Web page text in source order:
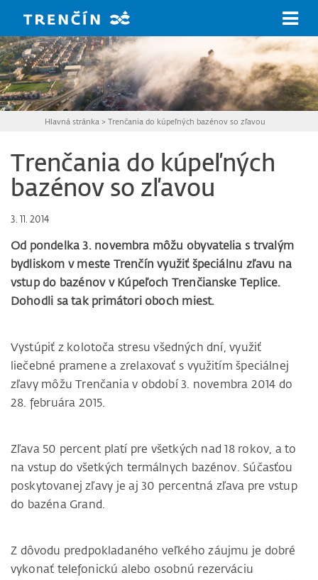
Hlavná stránka > Trenčania do kúpeľných bazénov so zľavou
Trenčania do kúpeľných
bazénov so zľavou
3. 11. 2014
Od pondelka 3. novembra môžu obyvatelia s trvalým
bydliskom v meste Trenčín využiť špeciálnu zľavu na
vstup do bazénov v Kúpeľoch Trenčianske Teplice.
Dohodli sa tak primátori oboch miest.
Vystúpiť z kolotoča stresu všedných dní, využiť
liečebné pramene a zrelaxovať s využitím špeciálnej
zľavy môžu Trenčania v období 3. novembra 2014 do
28. februára 2015.
Zľava 50 percent platí pre všetkých nad 18 rokov, a to
na vstup do všetkých termálnych bazénov. Súčasťou
poskytovanej zľavy je aj 30 percentná zľava pre vstup
do bazéna Grand.
Z dôvodu predpokladaného veľkého záujmu je dobré
vykonať telefonickú alebo osobnú rezerváciu